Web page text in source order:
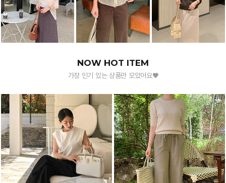
NOW HOT ITEM
가장 인기 있는 상품만 모았어요♥